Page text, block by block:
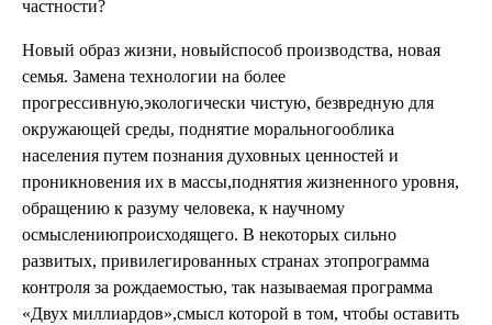
частности?
Новый образ жизни, новыйспособ производства, новая
семья. Замена технологии на более
прогрессивную,экологически чистую, безвредную для
окружающей среды, поднятие моральногооблика
населения путем познания духовных ценностей и
проникновения их в массы,поднятия жизненного уровня,
обращению к разуму человека, к научному
осмыслениюпроисходящего. В некоторых сильно
развитых, привилегированных странах этопрограмма
контроля за рождаемостью, так называемая программа
«Двух миллиардов»,смысл которой в том, чтобы оставить